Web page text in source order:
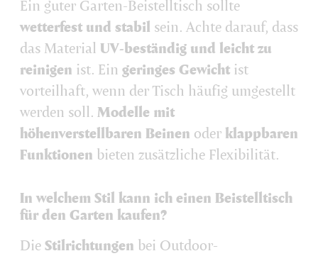
Ein guter Garten-Beistelltisch sollte
wetterfest und stabil sein. Achte darauf, dass
das Material UV-beständig und leicht zu
reinigen ist. Ein geringes Gewicht ist
vorteilhaft, wenn der Tisch häufig umgestellt
werden soll. Modelle mit
höhenverstellbaren Beinen oder klappbaren
Funktionen bieten zusätzliche Flexibilität.
In welchem Stil kann ich einen Beistelltisch
für den Garten kaufen?
Die Stilrichtungen bei Outdoor-